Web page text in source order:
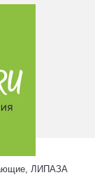
ЛИПАЗА